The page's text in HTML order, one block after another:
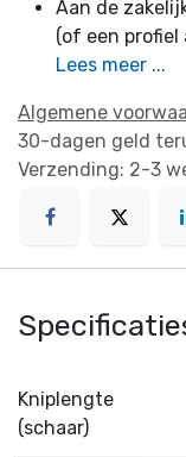
Aan de
(of een profiel
Lees meer ...
Algemene
30-dagen geld
Verzending: 2-3
Kniplengte
(schaar)